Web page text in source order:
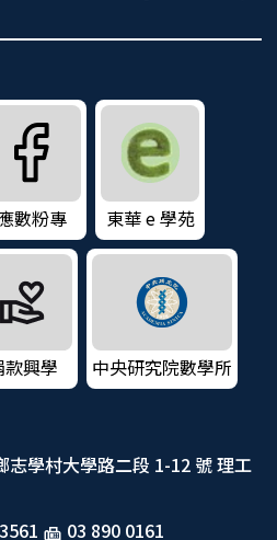
數粉專 東華 e 學苑
款興學 中央研究院數學所
志學村大學路二段 1-12 號 理工
03 890 0161